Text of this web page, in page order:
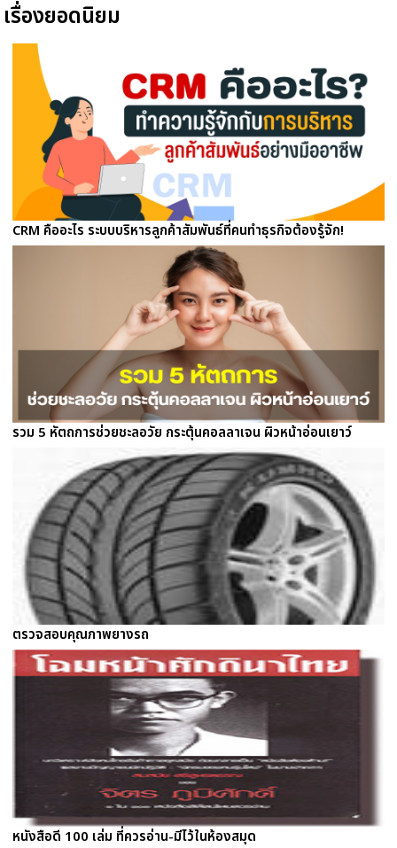
เรื่องยอดนิยม
CRM คืออะไร ระบบบริหารลูกค้าสัมพันธ์ที่คนทำธุรกิจต้องรู้จัก!
รวม 5 หัตถการช่วยชะลอวัย กระตุ้นคอลลาเจน ผิวหน้าอ่อนเยาว์
ตรวจสอบคุณภาพยางรถ
หนังสือดี 100 เล่ม ที่ควรอ่าน-มีไว้ในห้องสมุด